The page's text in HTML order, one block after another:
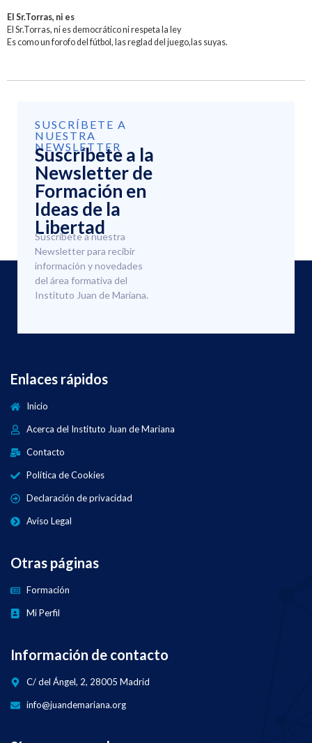
El Sr.Torras, ni es
El Sr.Torras, ni es democrático ni respeta la ley
Es como un forofo del fútbol, las reglad del juego,las suyas.
SUSCRÍBETE A
NUESTRA
NEWSLETTER
Suscríbete a la
Newsletter de
Formación en
Ideas de la
Libertad
Suscríbete a nuestra
Newsletter para recibir
información y novedades
del área formativa del
Instituto Juan de Mariana.
Enlaces rápidos
Inicio
Acerca del Instituto Juan de Mariana
Contacto
Política de Cookies
Declaración de privacidad
Aviso Legal
Otras páginas
Formación
Mi Perfil
Información de contacto
C/ del Ángel, 2, 28005 Madrid
info@juandemariana.org